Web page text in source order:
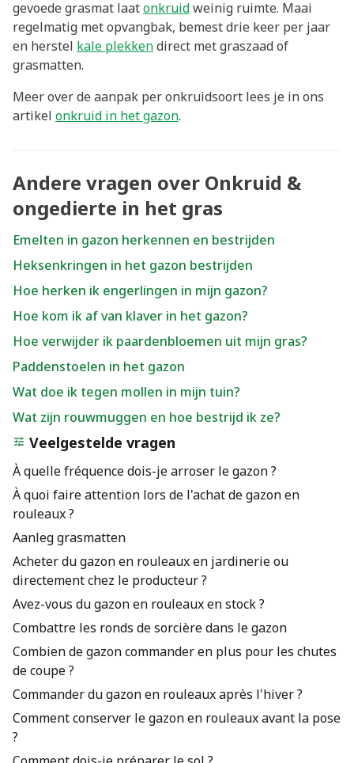
Veelgestelde vragen
À quelle fréquence dois-je arroser le gazon ?
À quoi faire attention lors de l'achat de gazon en
rouleaux ?
Aanleg grasmatten
Acheter du gazon en rouleaux en jardinerie ou
directement chez le producteur ?
Avez-vous du gazon en rouleaux en stock ?
Combattre les ronds de sorcière dans le gazon
Combien de gazon commander en plus pour les chutes
de coupe ?
Commander du gazon en rouleaux après l'hiver ?
Comment conserver le gazon en rouleaux avant la pose
?
gevoede grasmat laatonkruidweinig ruimte. Maai
regelmatig met opvangbak, bemest drie keer per jaar
en herstel kale plekkendirect met graszaad of
grasmatten.
Meer over de aanpak per onkruidsoort lees je in ons
artikel onkruid in het gazon.
Andere vragen over Onkruid &
ongedierte in het gras
Emelten in gazon herkennen en bestrijden
Heksenkringen in het gazon bestrijden
Hoe herken ik engerlingen in mijn gazon?
Hoe kom ik af van klaver in het gazon?
Hoe verwijder ik paardenbloemen uit mijn gras?
Paddenstoelen in het gazon
Wat doe ik tegen mollen in mijn tuin?
Wat zijn rouwmuggen en hoe bestrijd ik ze?